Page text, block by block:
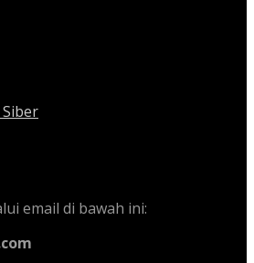
email di bawah ini: